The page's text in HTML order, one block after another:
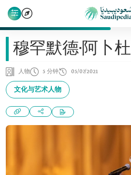
穆罕默德·阿卜杜
人物 5 分钟 05/07/2021
文化与艺术人物